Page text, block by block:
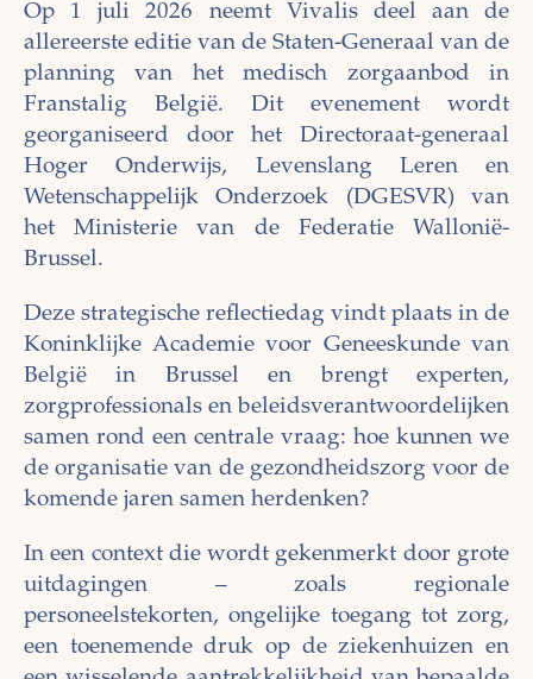
Op 1 juli 2026 neemt Vivalis deel aan de
allereerste editie van de Staten-Generaal van de
planning van het medisch zorgaanbod in
Franstalig België. Dit evenement wordt
georganiseerd door het Directoraat-generaal
Hoger Onderwijs, Levenslang Leren en
Wetenschappelijk Onderzoek (DGESVR) van
het Ministerie van de Federatie Wallonië-
Brussel.
Deze strategische reflectiedag vindt plaats in de
Koninklijke Academie voor Geneeskunde van
België in Brussel en brengt experten,
zorgprofessionals en beleidsverantwoordelijken
samen rond een centrale vraag: hoe kunnen we
de organisatie van de gezondheidszorg voor de
komende jaren samen herdenken?
In een context die wordt gekenmerkt door grote
uitdagingen – zoals regionale
personeelstekorten, ongelijke toegang tot zorg,
een toenemende druk op de ziekenhuizen en